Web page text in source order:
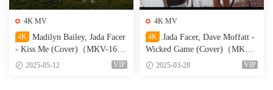
4K MV
4K
Madilyn Bailey, Jada Facer
- Kiss Me (Cover)（MKV-164
M）2025-05-12 VIP
4K MV
4K
Jada Facer, Dave Moffatt -
Wicked Game (Cover)（MKV-1
62M）
2025-03-28 VIP